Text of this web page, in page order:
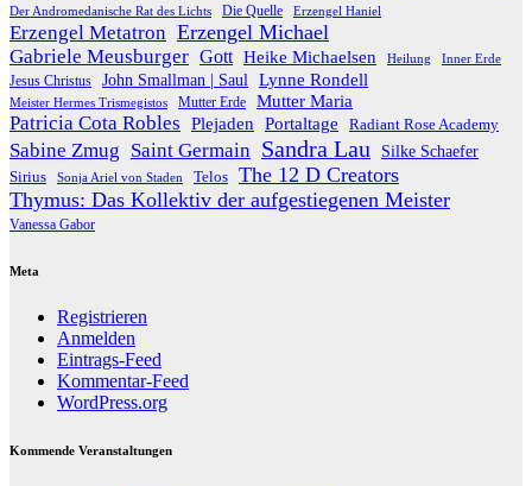
Der Andromedanische Rat des Lichts Die Quelle Erzengel Haniel
Erzengel Metatron Erzengel Michael
Gabriele Meusburger Gott Heike Michaelsen Heilung Inner Erde
Jesus Christus John Smallman | Saul Lynne Rondell
Meister Hermes Trismegistos Mutter Erde Mutter Maria
Patricia Cota Robles Plejaden Portaltage Radiant Rose Academy
Sabine Zmug Saint Germain Sandra Lau Silke Schaefer
Sirius Sonja Ariel von Staden Telos The 12 D Creators
Thymus: Das Kollektiv der aufgestiegenen Meister
Vanessa Gabor
Meta
Registrieren
Anmelden
Eintrags-Feed
Kommentar-Feed
WordPress.org
Kommende Veranstaltungen